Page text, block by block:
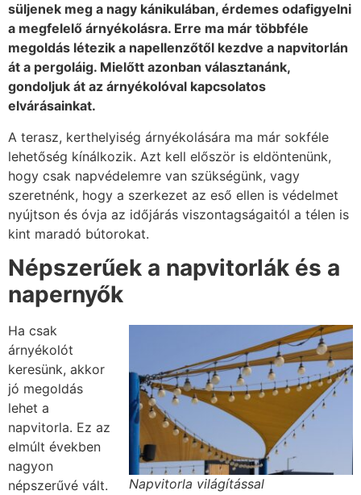
süljenek meg a nagy kánikulában, érdemes odafigyelni
a megfelelő árnyékolásra. Erre ma már többféle
megoldás létezik a napellenzőtől kezdve a napvitorlán
át a pergoláig. Mielőtt azonban választanánk,
gondoljuk át az árnyékolóval kapcsolatos
elvárásainkat.
A terasz, kerthelyiség árnyékolására ma már sokféle
lehetőség kínálkozik. Azt kell először is eldöntenünk,
hogy csak napvédelemre van szükségünk, vagy
szeretnénk, hogy a szerkezet az eső ellen is védelmet
nyújtson és óvja az időjárás viszontagságaitól a télen is
kint maradó bútorokat.
Népszerűek a napvitorlák és a
napernyők
Napvitorla világítással
Ha csak
árnyékolót
keresünk, akkor
jó megoldás
lehet a
napvitorla. Ez az
elmúlt években
nagyon
népszerűvé vált.